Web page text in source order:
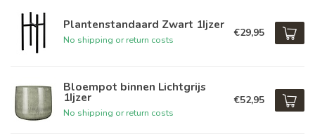
Plantenstandaard Zwart 1Ijzer
No shipping or return costs
€29,95
Bloempot binnen Lichtgrijs
1Ijzer
No shipping or return costs
€52,95